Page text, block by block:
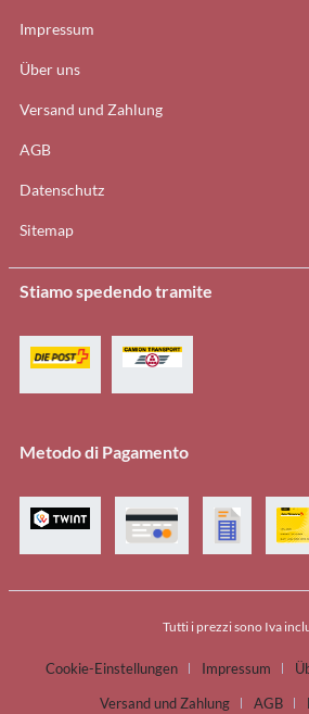
Impressum
Über uns
Versand und Zahlung
AGB
Datenschutz
Sitemap
Stiamo spedendo tramite
Metodo di Pagamento
Tutti i prezzi sono Iva
Cookie-Einstellungen Impressum
Versand und Zahlung
AGB